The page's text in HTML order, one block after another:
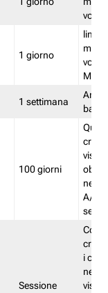
1 giorno
1 settimana
100 giorni
nel
A/B.
Sessione
i
nel